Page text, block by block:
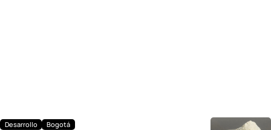
Desarrollo
Bogotá